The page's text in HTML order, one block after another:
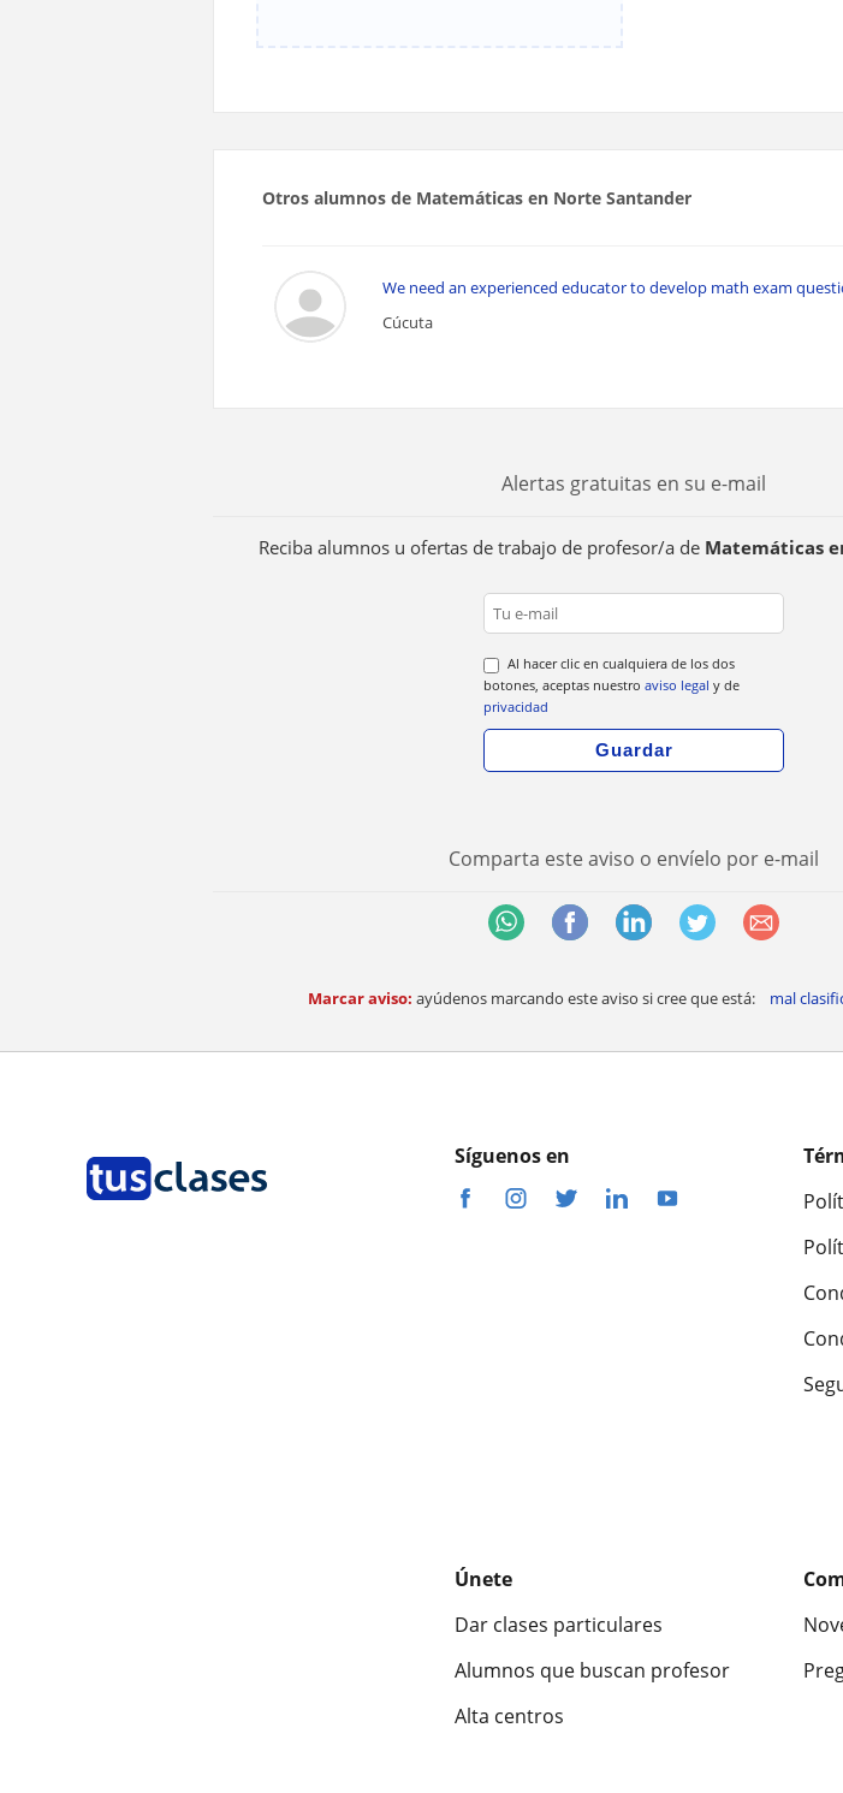
Otros alumnos de Matemáticas en Norte Santander
We need an experienced educator to develop math exam
Cúcuta
Alertas gratuitas en su e-mail
Reciba alumnos u ofertas de trabajo de profesor/a de Matemáticas
Al hacer clic en cualquiera de los dos
botones, aceptas nuestro aviso legal y de
privacidad
Comparta este aviso o envíelo por e-mail
Marcar aviso: ayúdenos marcando este aviso si cree que está: mal
Síguenos en
Únete
Dar clases particulares
Alumnos que buscan profesor
Alta centros